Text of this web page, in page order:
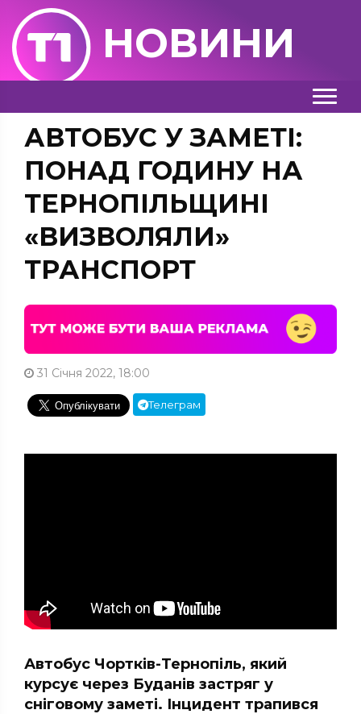
НОВИНИ
АВТОБУС У ЗАМЕТІ:
ПОНАД ГОДИНУ НА
ТЕРНОПІЛЬЩИНІ
«ВИЗВОЛЯЛИ»
ТРАНСПОРТ
31 Січня 2022, 18:00
Телеграм
Автобус Чортків-Тернопіль, який
курсує через Буданів застряг у
сніговому заметі. Інцидент трапився